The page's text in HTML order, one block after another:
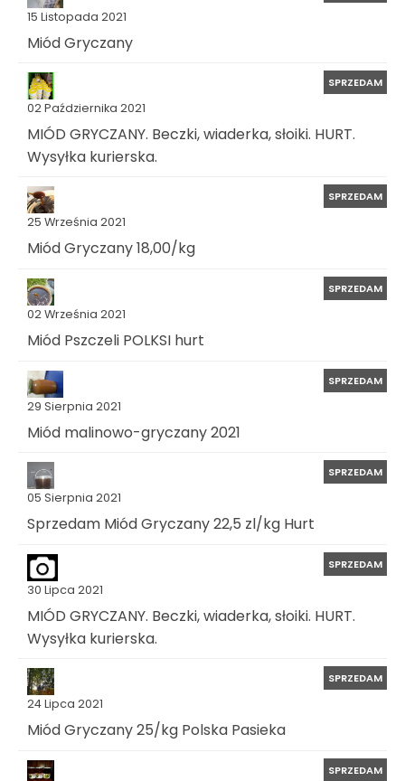
15 Listopada 2021
Miód Gryczany
02 Października 2021
SPRZEDAM
MIÓD GRYCZANY. Beczki, wiaderka, słoiki. HURT.
Wysyłka kurierska.
25 Września 2021
SPRZEDAM
Miód Gryczany 18,00/kg
02 Września 2021
SPRZEDAM
Miód Pszczeli POLKSI hurt
29 Sierpnia 2021
SPRZEDAM
Miód malinowo-gryczany 2021
05 Sierpnia 2021
SPRZEDAM
Sprzedam Miód Gryczany 22,5 zl/kg Hurt
30 Lipca 2021
SPRZEDAM
MIÓD GRYCZANY. Beczki, wiaderka, słoiki. HURT.
Wysyłka kurierska.
24 Lipca 2021
SPRZEDAM
Miód Gryczany 25/kg Polska Pasieka
SPRZEDAM